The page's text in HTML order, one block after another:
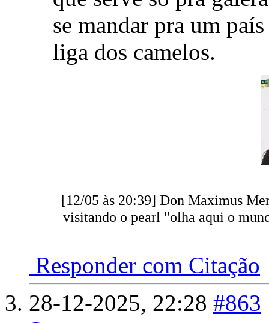
se mandar pra um
liga dos camelos.
[12/05 às 20:39] Don Maximus
visitando o pearl "olha aqui o
Responder com Citação
28-12-2025, 22:28 #863